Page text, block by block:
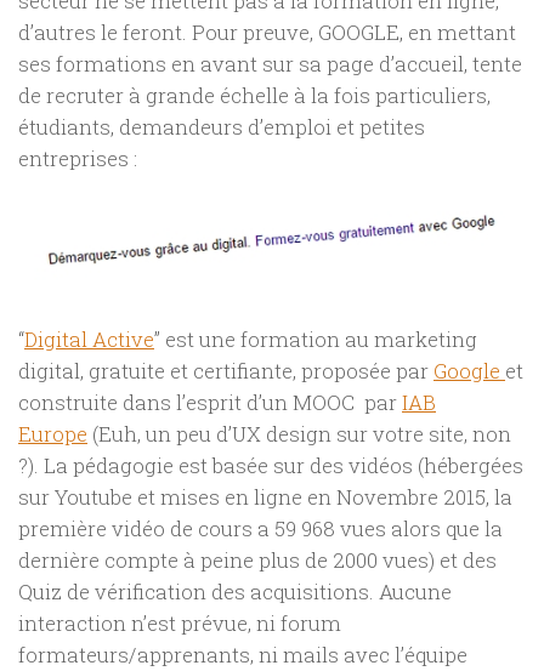
d’autres le feront. Pour preuve, GOOGLE, en mettant
ses formations en avant sur sa page d’accueil, tente
de recruter à grande échelle à la fois particuliers,
étudiants, demandeurs d’emploi et petites
entreprises :
“Digital Active” est une formation au marketing
digital, gratuite et certifiante, proposée par Google et
construite dans l’esprit d’un MOOC parIAB
Europe (Euh, un peu d’UX design sur votre site, non
?). La pédagogie est basée sur des vidéos (hébergées
sur Youtube et mises en ligne en Novembre 2015, la
première vidéo de cours a 59 968 vues alors que la
dernière compte à peine plus de 2000 vues) et des
Quiz de vérification des acquisitions. Aucune
interaction n’est prévue, ni forum
formateurs/apprenants, ni mails avec l’équipe